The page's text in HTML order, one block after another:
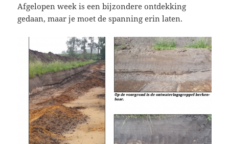
Afgelopen week is een bijzondere ontdekking
gedaan, maar je moet de spanning erin laten.